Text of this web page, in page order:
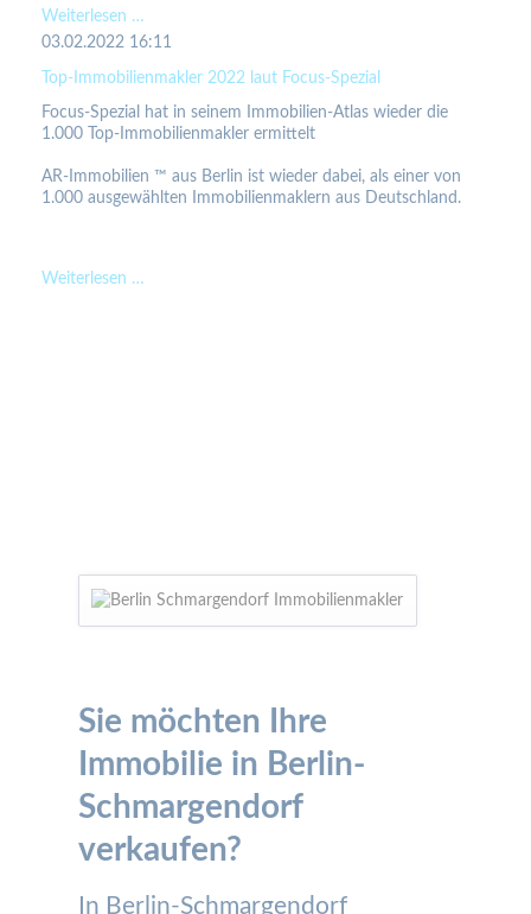
Weiterlesen …
Immobilienmakler
Focus-
Business
03.02.2022 16:11
Top-Immobilienmakler 2022 laut Focus-Spezial
Focus-Spezial hat in seinem Immobilien-Atlas wieder die
1.000 Top-Immobilienmakler ermittelt
AR-Immobilien ™ aus Berlin ist wieder dabei, als einer von
1.000 ausgewählten Immobilienmaklern aus Deutschland.
Weiterlesen …Top-
Sie möchten Ihre
Immobilie in Berlin-
Schmargendorf
verkaufen?
In Berlin-Schmargendorf